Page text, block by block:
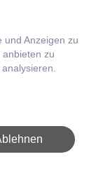
und Anzeigen zu
zu